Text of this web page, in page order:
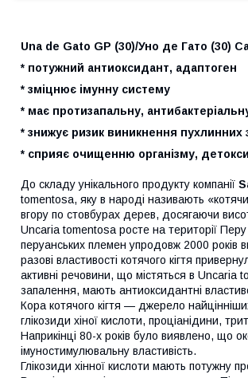
Una de Gato GP (30)/Уно де Гато (30)
* потужний антиоксидант, адаптоген
* зміцнює імунну систему
* має протизапальну,
* знижує ризик виникнення пухлинних
* сприяє очищенню організму,
До складу унікального продукту компанії
tomentosa, яку в народі називають
вгору по стовбурах дерев, досягаючи
Uncaria tomentosa росте на території Перу
перуанських племен упродовж 2000 років
разові властивості котячого кігтя
активні речовини, що містяться в Uncaria
запалення, мають антиоксидантні
Кора котячого кігтя — джерело
глікозиди хіної кислоти, проціанідини,
Наприкінці 80-х років було виявлено, що
імуностимулювальну властивість.
Глікозиди хінної кислоти мають потужну